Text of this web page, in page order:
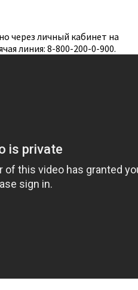
через личный кабинет на
линия: 8-800-200-0-900.